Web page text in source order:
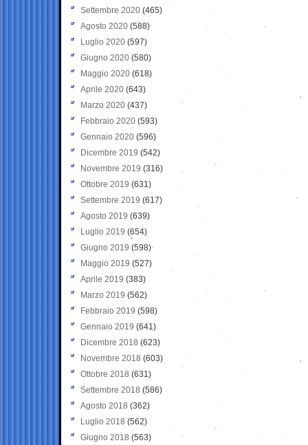
Settembre 2020(465)
Agosto 2020 (588)
Luglio 2020 (597)
Giugno 2020 (580)
Maggio 2020 (618)
Aprile 2020 (643)
Marzo 2020 (437)
Febbraio 2020 (593)
Gennaio 2020 (596)
Dicembre 2019 (542)
Novembre 2019 (316)
Ottobre 2019 (631)
Settembre 2019 (617)
Agosto 2019 (639)
Luglio 2019 (654)
Giugno 2019 (598)
Maggio 2019 (527)
Aprile 2019 (383)
Marzo 2019 (562)
Febbraio 2019 (598)
Gennaio 2019 (641)
Dicembre 2018 (623)
Novembre 2018 (603)
Ottobre 2018 (631)
Settembre 2018 (586)
Agosto 2018 (362)
Luglio 2018 (562)
Giugno 2018 (563)